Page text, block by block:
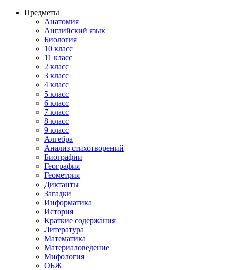
Предметы
Анатомия
Английский язык
Биология
10 класс
11 класс
2 класс
3 класс
4 класс
5 класс
6 класс
7 класс
8 класс
9 класс
Алгебра
Анализ стихотворений
Биографии
География
Геометрия
Диктанты
Загадки
Информатика
История
Краткие содержания
Литература
Математика
Материаловедение
Мифология
ОБЖ